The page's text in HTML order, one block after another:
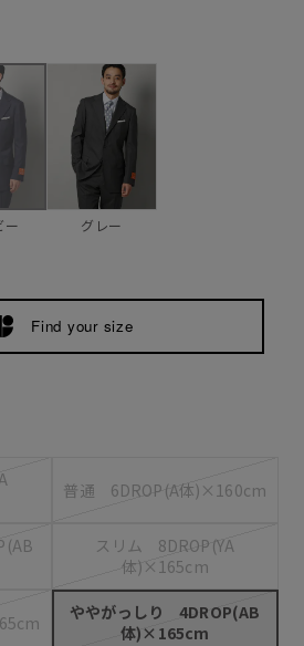
ー グレー
Find your size
普通 6DROP(A体)×160cm
スリム 8DROP(YA
体)×165cm
ややがっしり 4DROP(AB
体)×165cm